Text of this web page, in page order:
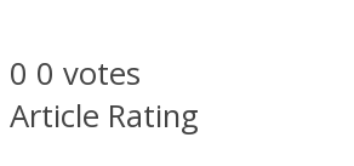
0 0 votes
Article Rating